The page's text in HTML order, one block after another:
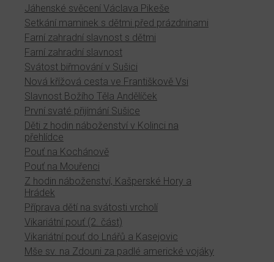
Jáhenské svěcení Václava Pikeše
Setkání maminek s dětmi před prázdninami
Farní zahradní slavnost s dětmi
Farní zahradní slavnost
Svátost biřmování v Sušici
Nová křížová cesta ve Františkově Vsi
Slavnost Božího Těla Andělíček
První svaté přijímání Sušice
Děti z hodin náboženství v Kolinci na
přehlídce
Pouť na Kochánově
Pouť na Mouřenci
Z hodin náboženství, Kašperské Hory a
Hrádek
Příprava dětí na svátosti vrcholí
Vikariátní pouť (2. část)
Vikariátní pouť do Lnářů a Kasejovic
Mše sv. na Zdouni za padlé americké vojáky